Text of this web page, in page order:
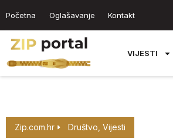
Početna Oglašavanje Kontakt
VIJESTI
Zip.com.hr Društvo Vijesti